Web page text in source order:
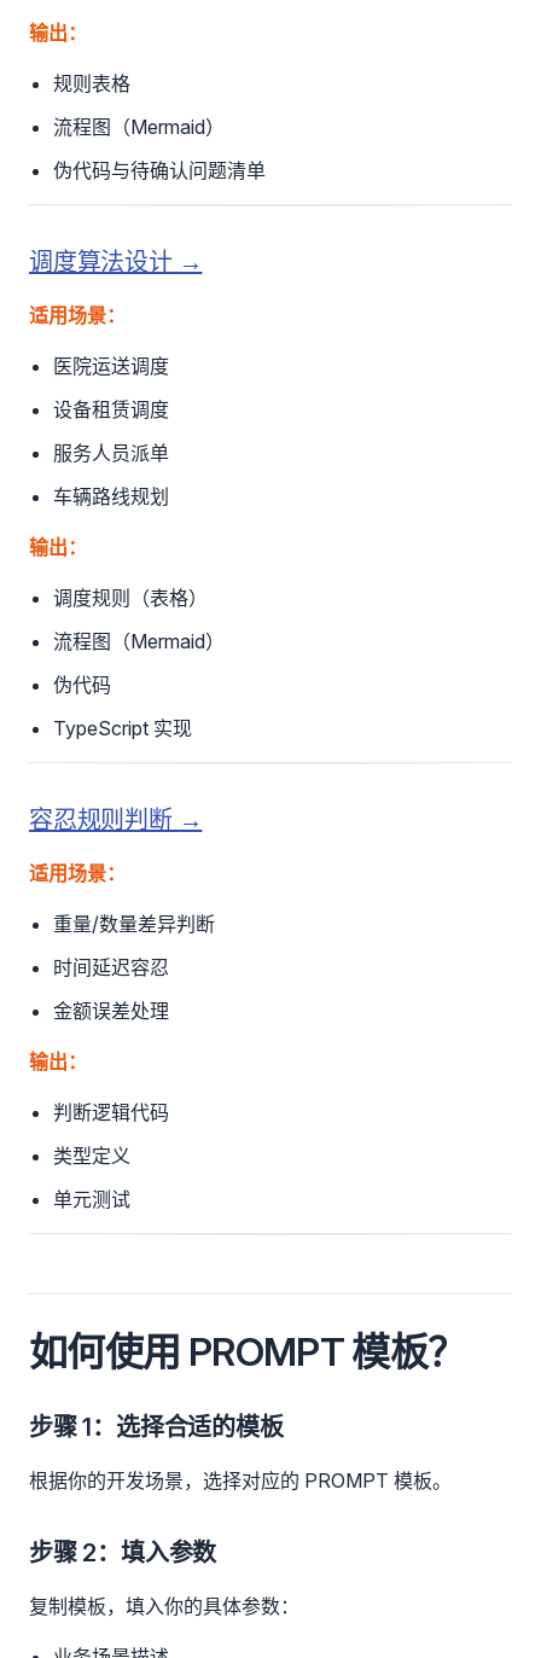
输出：
规则表格
流程图（Mermaid）
伪代码与待确认问题清单
调度算法设计 →
适用场景：
医院运送调度
设备租赁调度
服务人员派单
车辆路线规划
输出：
调度规则（表格）
流程图（Mermaid）
伪代码
TypeScript 实现
容忍规则判断 →
适用场景：
重量/数量差异判断
时间延迟容忍
金额误差处理
输出：
判断逻辑代码
类型定义
单元测试
如何使用 PROMPT 模板？
步骤 1：选择合适的模板
根据你的开发场景，选择对应的 PROMPT 模板。
步骤 2：填入参数
复制模板，填入你的具体参数：